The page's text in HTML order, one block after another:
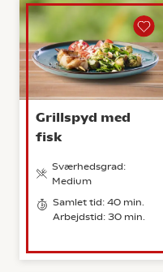
Grillspyd med
fisk
Sværhedsgrad:
Medium
Samlet tid: 40 min.
Arbejdstid: 30 min.